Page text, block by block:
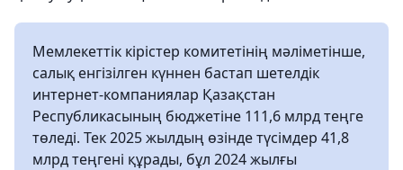
Мемлекеттік кірістер комитетінің мәліметінше,
салық енгізілген күннен бастап шетелдік
интернет-компаниялар Қазақстан
Республикасының бюджетіне 111,6 млрд теңге
төледі. Тек 2025 жылдың өзінде түсімдер 41,8
млрд теңгені құрады, бұл 2024 жылғы